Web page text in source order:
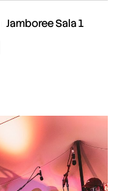
Jamboree Sala 1